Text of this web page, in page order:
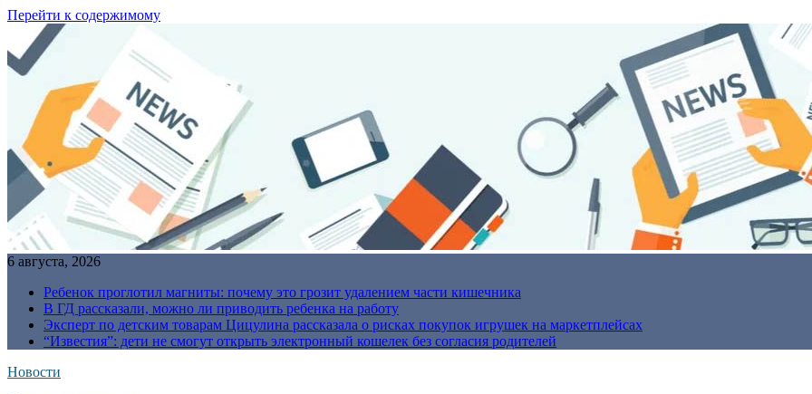
Перейти к содержимому
6 августа, 2026
Ребенок проглотил магниты: почему это грозит удалением части кишечника
В ГД рассказали, можно ли приводить ребенка на работу
Эксперт по детским товарам Цицулина рассказала о рисках покупок игрушек на маркетплейсах
“Известия”: дети не смогут открыть электронный кошелек без согласия родителей
Новости